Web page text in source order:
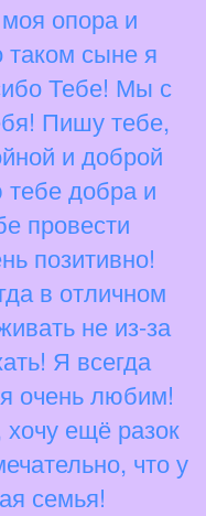
опора и
сыне я
Тебе! Мы с
Пишу тебе,
и доброй
добра и
провести
позитивно!
в отличном
не из-за
Я всегда
очень любим!
ещё разок
что у
семья!